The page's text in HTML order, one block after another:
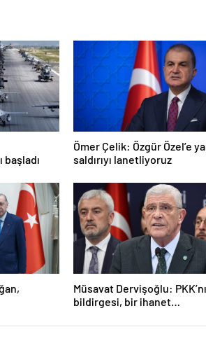
başladı
Ömer Çelik: Özgür Özel’e
saldırıyı lanetliyoruz
Müsavat Dervişoğlu:
bildirgesi, bir ihanet